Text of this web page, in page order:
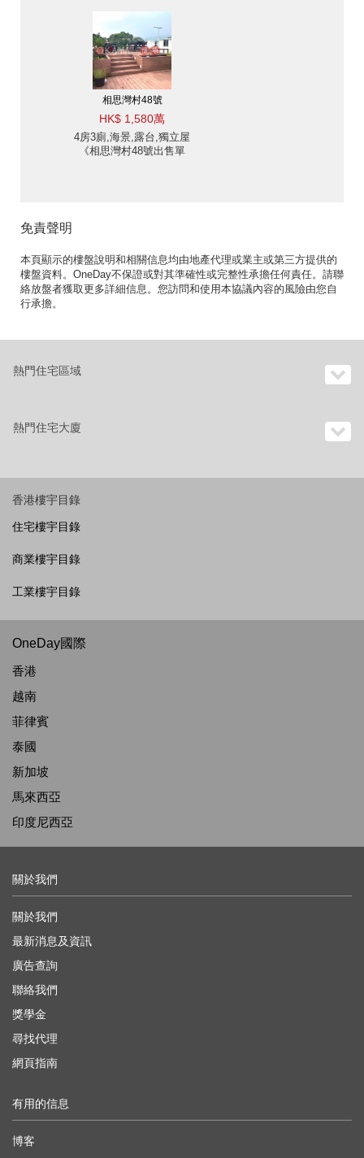
相思灣村48號
HK$ 1,580萬
4房3廁,海景,露台,獨立屋
《相思灣村48號出售單
免責聲明
本頁顯示的樓盤說明和相關信息均由地產代理或業主或第三方提供的
樓盤資料。OneDay不保證或對其準確性或完整性承擔任何責任。請聯
絡放盤者獲取更多詳細信息。您訪問和使用本協議內容的風險由您自
行承擔。
熱門住宅區域
熱門住宅大廈
香港樓宇目錄
住宅樓宇目錄
商業樓宇目錄
工業樓宇目錄
OneDay國際
香港
越南
菲律賓
泰國
新加坡
馬來西亞
印度尼西亞
關於我們
關於我們
最新消息及資訊
廣告查詢
聯絡我們
獎學金
尋找代理
網頁指南
有用的信息
博客